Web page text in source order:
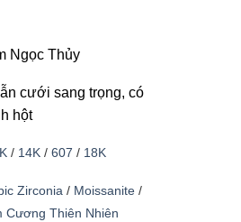
Ngọc Thủy
cưới sang trọng, có
hột
/ 14K/ 607 / 18K
Zirconia / Moissanite/
Cương Thiên Nhiên